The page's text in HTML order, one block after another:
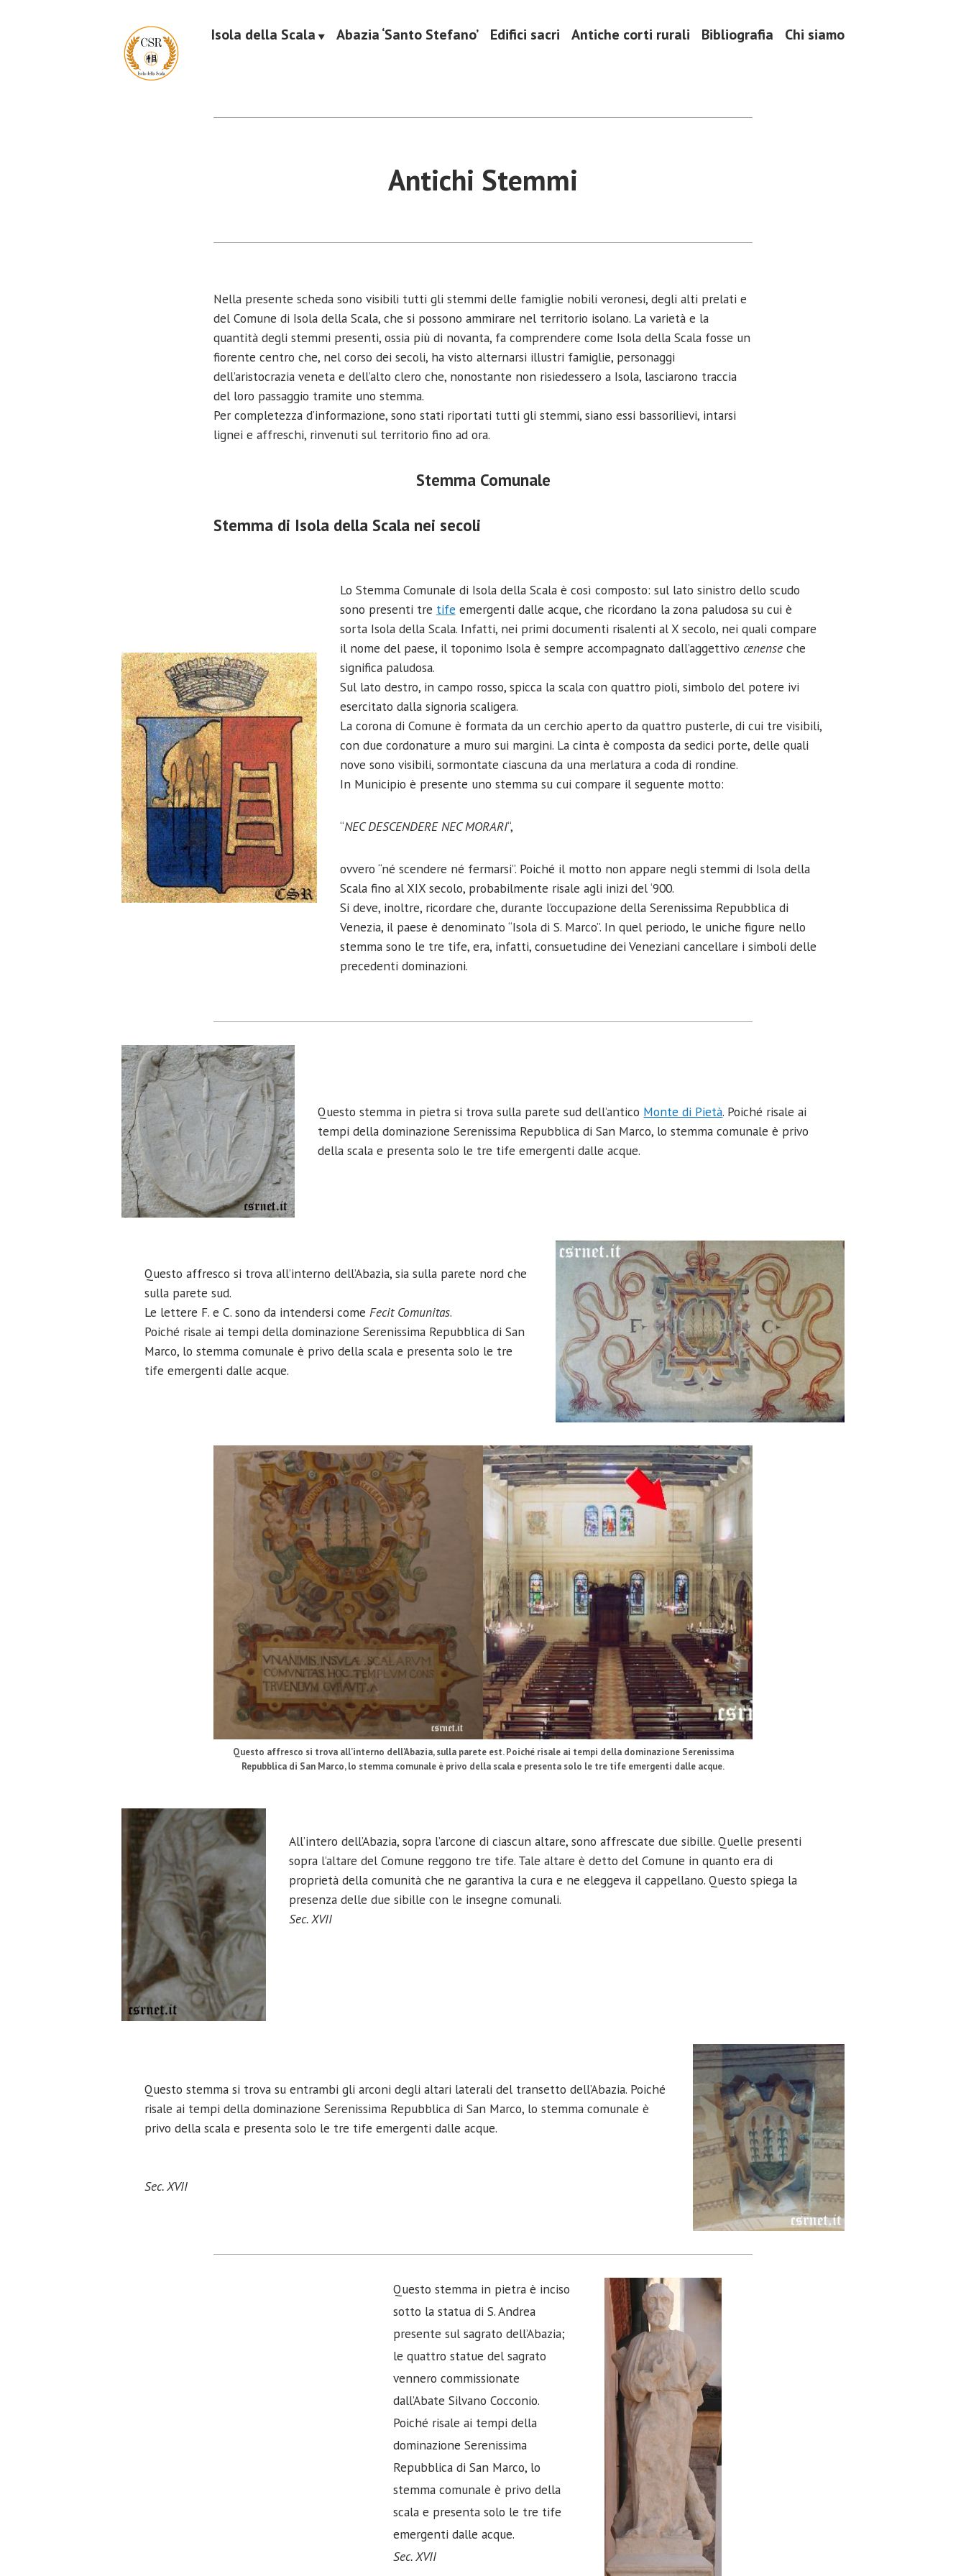
CSR Isola della Scala
Centro studi e ricerche storico, artistico e culturali
Isola della Scala Abazia ‘Santo Stefano’ Edifici sacri Antiche corti rurali Bibliografia Chi siamo
Antichi Stemmi
Nella presente scheda sono visibili tutti gli stemmi delle famiglie nobili veronesi, degli alti prelati e
del Comune di Isola della Scala, che si possono ammirare nel territorio isolano. La varietà e la
quantità degli stemmi presenti, ossia più di novanta, fa comprendere come Isola della Scala fosse un
fiorente centro che, nel corso dei secoli, ha visto alternarsi illustri famiglie, personaggi
dell’aristocrazia veneta e dell’alto clero che, nonostante non risiedessero a Isola, lasciarono traccia
del loro passaggio tramite uno stemma.
Per completezza d’informazione, sono stati riportati tutti gli stemmi, siano essi bassorilievi, intarsi
lignei e affreschi, rinvenuti sul territorio fino ad ora.
Stemma Comunale
Stemma di Isola della Scala nei secoli
Lo Stemma Comunale di Isola della Scala è così composto: sul lato sinistro dello scudo
sono presenti tre tife emergenti dalle acque, che ricordano la zona paludosa su cui è
sorta Isola della Scala. Infatti, nei primi documenti risalenti al X secolo, nei quali compare
il nome del paese, il toponimo Isola è sempre accompagnato dall’aggettivo cenenseche
significa paludosa.
Sul lato destro, in campo rosso, spicca la scala con quattro pioli, simbolo del potere ivi
esercitato dalla signoria scaligera.
La corona di Comune è formata da un cerchio aperto da quattro pusterle, di cui tre visibili,
con due cordonature a muro sui margini. La cinta è composta da sedici porte, delle quali
nove sono visibili, sormontate ciascuna da una merlatura a coda di rondine.
In Municipio è presente uno stemma su cui compare il seguente motto:
“NEC DESCENDERE NEC MORARI“,
ovvero “né scendere né fermarsi”. Poiché il motto non appare negli stemmi di Isola della
Scala fino al XIX secolo, probabilmente risale agli inizi del ‘900.
Si deve, inoltre, ricordare che, durante l’occupazione della Serenissima Repubblica di
Venezia, il paese è denominato “Isola di S. Marco”. In quel periodo, le uniche figure nello
stemma sono le tre tife, era, infatti, consuetudine dei Veneziani cancellare i simboli delle
precedenti dominazioni.
Questo stemma in pietra si trova sulla parete sud dell’antico Monte di Pietà. Poiché risale ai
tempi della dominazione Serenissima Repubblica di San Marco, lo stemma comunale è privo
della scala e presenta solo le tre tife emergenti dalle acque.
Questo affresco si trova all’interno dell’Abazia, sia sulla parete nord che
sulla parete sud.
Le lettere F. e C. sono da intendersi come Fecit Comunitas.
Poiché risale ai tempi della dominazione Serenissima Repubblica di San
Marco, lo stemma comunale è privo della scala e presenta solo le tre
tife emergenti dalle acque.
Questo affresco si trova all’interno dell’Abazia, sulla parete est. Poiché risale ai tempi della dominazione Serenissima
Repubblica di San Marco, lo stemma comunale è privo della scala e presenta solo le tre tife emergenti dalle acque.
All’intero dell’Abazia, sopra l’arcone di ciascun altare, sono affrescate due sibille. Quelle presenti
sopra l’altare del Comune reggono tre tife. Tale altare è detto del Comune in quanto era di
proprietà della comunità che ne garantiva la cura e ne eleggeva il cappellano. Questo spiega la
presenza delle due sibille con le insegne comunali.
Sec. XVII
Questo stemma si trova su entrambi gli arconi degli altari laterali del transetto dell’Abazia. Poiché
risale ai tempi della dominazione Serenissima Repubblica di San Marco, lo stemma comunale è
privo della scala e presenta solo le tre tife emergenti dalle acque.
Sec. XVII
Questo stemma in pietra è inciso
sotto la statua di S. Andrea
presente sul sagrato dell’Abazia;
le quattro statue del sagrato
vennero commissionate
dall’Abate Silvano Cocconio.
Poiché risale ai tempi della
dominazione Serenissima
Repubblica di San Marco, lo
stemma comunale è privo della
scala e presenta solo le tre tife
emergenti dalle acque.
Sec. XVII